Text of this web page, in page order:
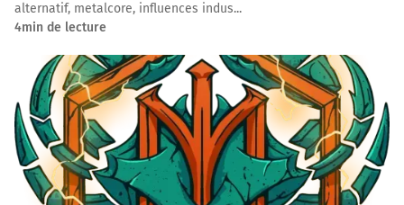
alternatif, metalcore, influences indus...
4min de lecture